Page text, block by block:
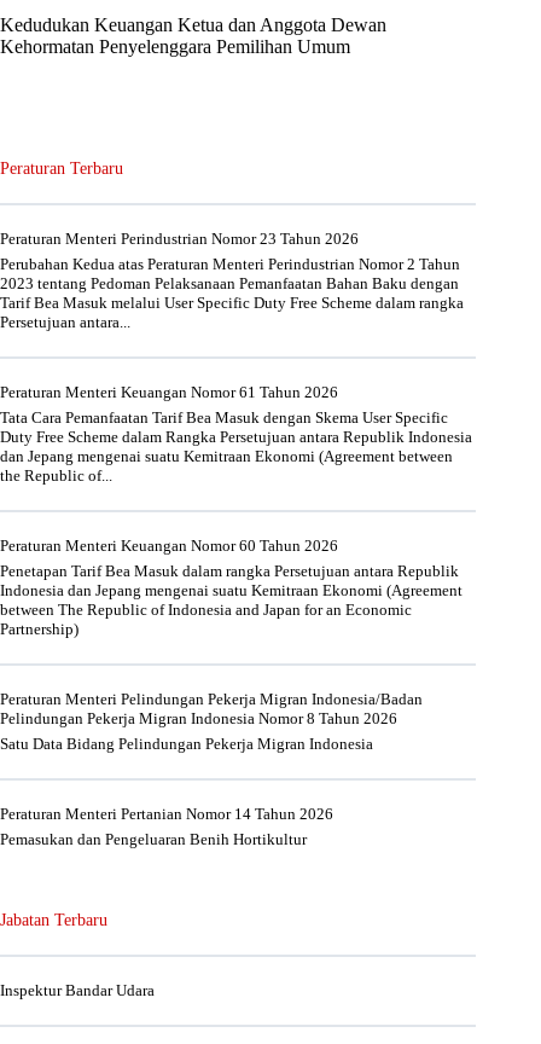
Kedudukan Keuangan Ketua dan Anggota Dewan
Kehormatan Penyelenggara Pemilihan Umum
Peraturan Terbaru
Peraturan Menteri Perindustrian Nomor 23 Tahun 2026
Perubahan Kedua atas Peraturan Menteri Perindustrian Nomor 2 Tahun
2023 tentang Pedoman Pelaksanaan Pemanfaatan Bahan Baku dengan
Tarif Bea Masuk melalui User Specific Duty Free Scheme dalam rangka
Persetujuan antara...
Peraturan Menteri Keuangan Nomor 61 Tahun 2026
Tata Cara Pemanfaatan Tarif Bea Masuk dengan Skema User Specific
Duty Free Scheme dalam Rangka Persetujuan antara Republik Indonesia
dan Jepang mengenai suatu Kemitraan Ekonomi (Agreement between
the Republic of...
Peraturan Menteri Keuangan Nomor 60 Tahun 2026
Penetapan Tarif Bea Masuk dalam rangka Persetujuan antara Republik
Indonesia dan Jepang mengenai suatu Kemitraan Ekonomi (Agreement
between The Republic of Indonesia and Japan for an Economic
Partnership)
Peraturan Menteri Pelindungan Pekerja Migran Indonesia/Badan
Pelindungan Pekerja Migran Indonesia Nomor 8 Tahun 2026
Satu Data Bidang Pelindungan Pekerja Migran Indonesia
Peraturan Menteri Pertanian Nomor 14 Tahun 2026
Pemasukan dan Pengeluaran Benih Hortikultur
Jabatan Terbaru
Inspektur Bandar Udara